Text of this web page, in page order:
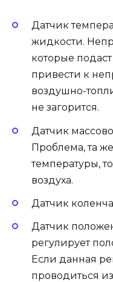
Датчик
жидкости.
которые
привести к
воздушно-
не загорится.
Датчик
Проблема, та
температуры,
воздуха.
Датчик
Датчик
регулирует
Если данная
проводиться